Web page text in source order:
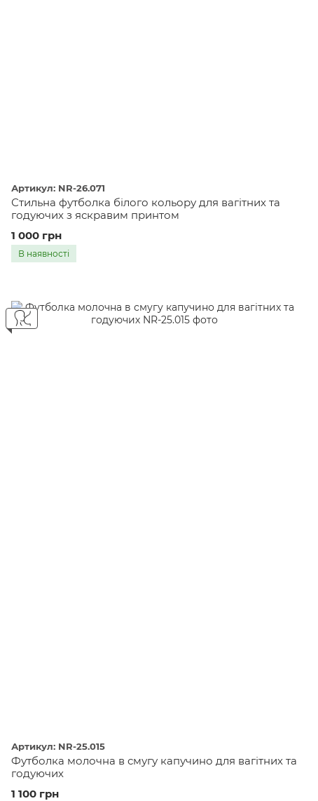
Артикул: NR-26.071
Стильна футболка білого кольору для вагітних та
годуючих з яскравим принтом
1 000 грн
В наявності
Артикул: NR-25.015
Футболка молочна в смугу капучино для вагітних та
годуючих
1 100 грн